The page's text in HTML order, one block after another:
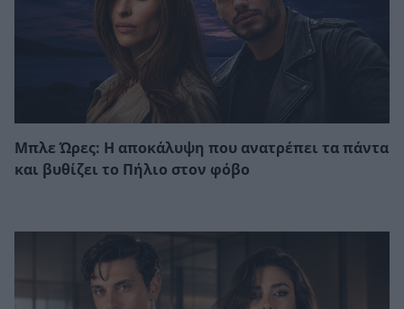
Μπλε Ώρες: Η αποκάλυψη που ανατρέπει τα πάντα
και βυθίζει το Πήλιο στον φόβο